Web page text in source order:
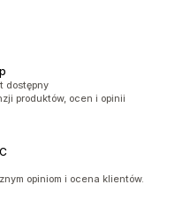
dostępny
produktów, ocen i opinii
opiniom i ocena klientów.